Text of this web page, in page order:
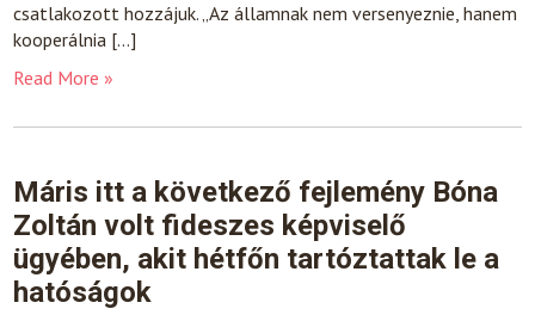
csatlakozott hozzájuk. „Az államnak nem versenyeznie, hanem
kooperálnia […]
Read More »
Máris itt a következő fejlemény Bóna
Zoltán volt fideszes képviselő
ügyében, akit hétfőn tartóztattak le a
hatóságok